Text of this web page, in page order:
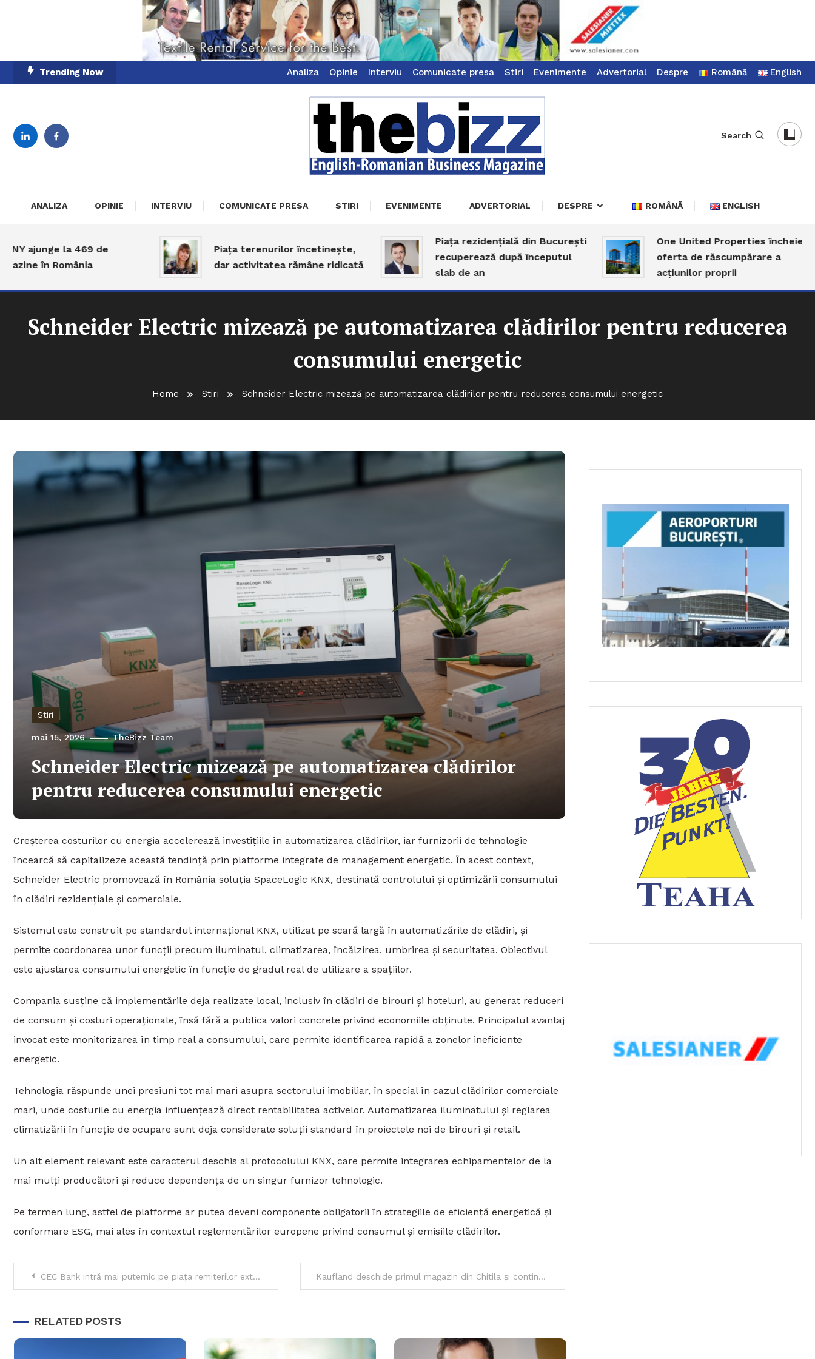
To
Trending Now Analiza Opinie Interviu Comunicate presa Stiri Evenimente Advertorial Despre Română English
TheBizz
Search
ANALIZA OPINIE INTERVIU COMUNICATE PRESA STIRI EVENIMENTE ADVERTORIAL DESPRE ROMÂNĂ ENGLISH
ajunge la 469 de
în România
Piața terenurilor încetinește,
dar activitatea rămâne ridicată
Piața rezidențială din București
recuperează după începutul
slab de an
One United Properties încheie
oferta de răscumpărare a
acțiunilor proprii
Schneider Electric mizează pe automatizarea clădirilor pentru reducerea
consumului energetic
Home Stiri Schneider Electric mizează pe automatizarea clădirilor pentru reducerea consumului energetic
Stiri
mai 15, 2026 TheBizz Team
Schneider Electric mizează pe automatizarea clădirilor
pentru reducerea consumului energetic
Creșterea costurilor cu energia accelerează investițiile în automatizarea clădirilor, iar furnizorii de tehnologie
încearcă să capitalizeze această tendință prin platforme integrate de management energetic. În acest context,
Schneider Electric promovează în România soluția SpaceLogic KNX, destinată controlului și optimizării consumului
în clădiri rezidențiale și comerciale.
Sistemul este construit pe standardul internațional KNX, utilizat pe scară largă în automatizările de clădiri, și
permite coordonarea unor funcții precum iluminatul, climatizarea, încălzirea, umbrirea și securitatea. Obiectivul
este ajustarea consumului energetic în funcție de gradul real de utilizare a spațiilor.
Compania susține că implementările deja realizate local, inclusiv în clădiri de birouri și hoteluri, au generat reduceri
de consum și costuri operaționale, însă fără a publica valori concrete privind economiile obținute. Principalul avantaj
invocat este monitorizarea în timp real a consumului, care permite identificarea rapidă a zonelor ineficiente
energetic.
Tehnologia răspunde unei presiuni tot mai mari asupra sectorului imobiliar, în special în cazul clădirilor comerciale
mari, unde costurile cu energia influențează direct rentabilitatea activelor. Automatizarea iluminatului și reglarea
climatizării în funcție de ocupare sunt deja considerate soluții standard în proiectele noi de birouri și retail.
Un alt element relevant este caracterul deschis al protocolului KNX, care permite integrarea echipamentelor de la
mai mulți producători și reduce dependența de un singur furnizor tehnologic.
Pe termen lung, astfel de platforme ar putea deveni componente obligatorii în strategiile de eficiență energetică și
conformare ESG, mai ales în contextul reglementărilor europene privind consumul și emisiile clădirilor.
Navigare
articole
CEC Bank intră mai puternic pe piața remiterilor externe prin extinderea serviciilor de transfer internațional Kaufland deschide primul magazin din Chitila și continuă extinderea în zona metropolitană a Capitalei
RELATED POSTS